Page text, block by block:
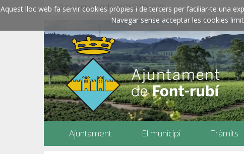
Aquest lloc web fa servir cookies pròpies i de tercers per faciliar-te una
Navegar sense acceptar les cookies
Data i hora oficials: 06/08/2026 10:33
Ajuntament El municipi Tràmits